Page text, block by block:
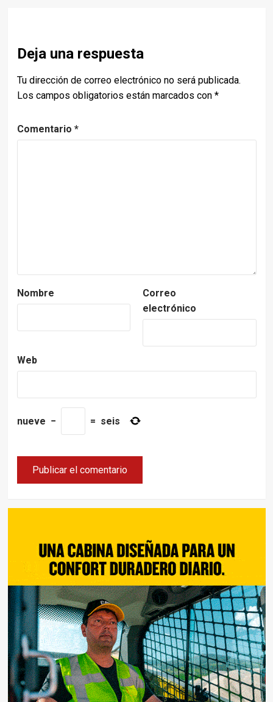
Deja una respuesta
Tu dirección de correo electrónico no será publicada.
Los campos obligatorios están marcados con *
Comentario *
Nombre
Correo
electrónico
Web
nueve − = seis